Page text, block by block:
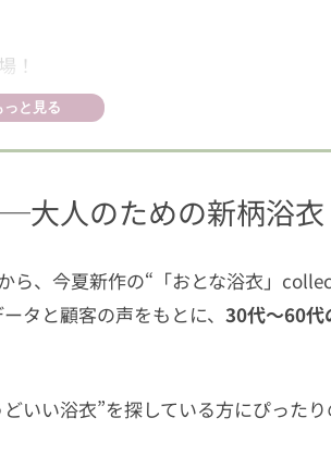
！
しめる！
ック
っと見る
大人のための新柄浴衣
ら、今夏新作の“「おとな浴衣」
タと顧客の声をもとに、 30代〜60代
いい浴衣”を探している方にぴった